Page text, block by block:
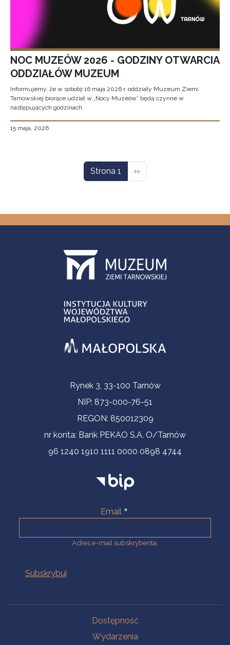
NOC MUZEÓW 2026 - GODZINY OTWARCIA
ODDZIAŁÓW MUZEUM
Informujemy, że w sobotę 16 maja 2026 r. oddziały Muzeum Ziemi
Tarnowskiej biorące udział w „Nocy Muzeów” będą czynne w
następujących godzinach:
15 maja, 2026
Strona 1 Następna strona
››
Informacje kontaktoweRynek 3, 33-100 Tarnów
NIP: 873-000-76-51
REGON: 850012309
nr konta: Bank PEKAO S.A. O/Tarnów
96 1240 1910 1111 0000 0898 4744
Email
Adres e-mail subskrybenta.
Dostępność
Wydarzenia